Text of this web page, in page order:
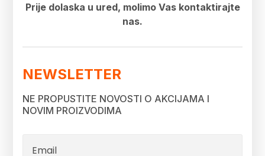
Prije dolaska u ured, molimo Vas kontaktirajte
nas.
NEWSLETTER
NE PROPUSTITE NOVOSTI O AKCIJAMA I
NOVIM PROIZVODIMA